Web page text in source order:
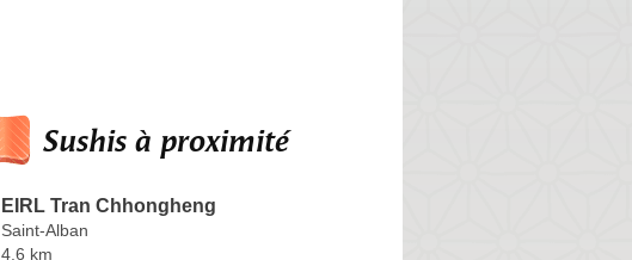
Sushis à proximité
EIRL Tran Chhongheng
Saint-Alban
4.6 km